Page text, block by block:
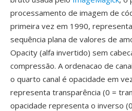
processamento de imagem de
primeira vez em 1990,
sequência plana de valores de
Opacity (alfa invertido) sem
compressão. A ordenacao de
o quarto canal é opacidade em
representa transparência (0 =
opacidade representa o inverso